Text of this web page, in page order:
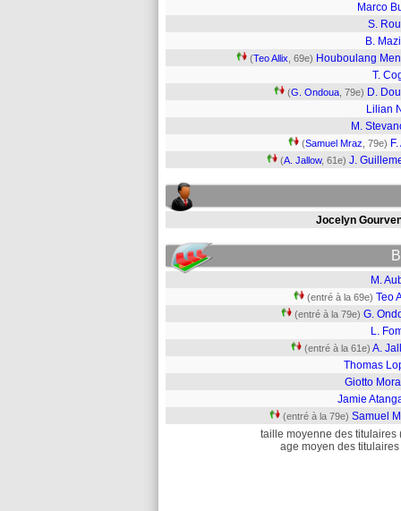
Marco
S.
B.
(Teo Allix , 69e) Houboulang
T.
(G. Ondoua , 79e) D.
Lilian
M.
(Samuel Mraz , 79e)
(A. Jallow, 61e) J.
Jocelyn
M.
(entré à la 69e) Teo
(entré à la 79e) G.
L.
(entré à la 61e) A.
Thomas
Giotto
Jamie
(entré à la 79e) Samuel
taille moyenne des titulaires
age moyen des titulaires